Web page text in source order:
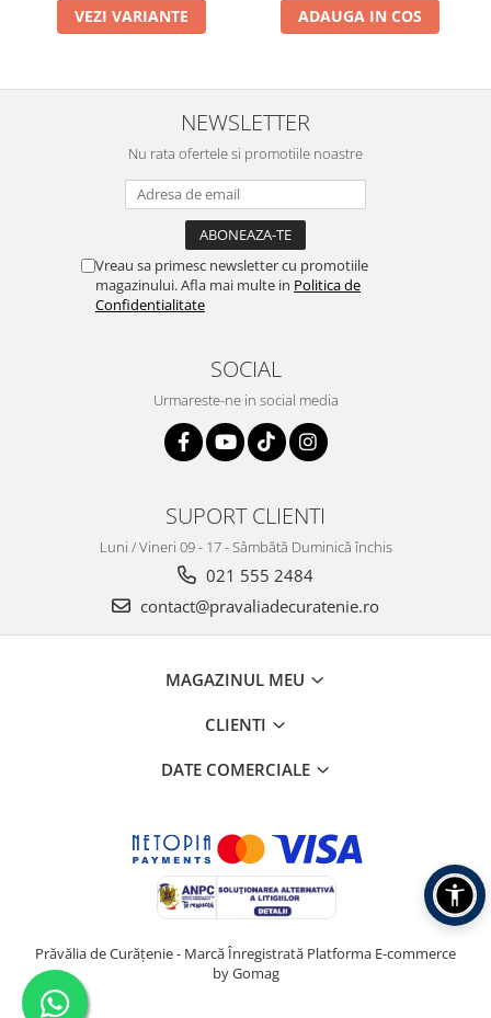
VEZI VARIANTE ADAUGA IN COS
NEWSLETTER
Nu rata ofertele si promotiile noastre
Vreau sa primesc newsletter cu promotiile
magazinului. Afla mai multe in Politica de
Confidentialitate
SOCIAL
Urmareste-ne in social media
SUPORT CLIENTI
Luni / Vineri 09 - 17 - Sâmbătă Duminică închis
021 555 2484
contact@pravaliadecuratenie.ro
MAGAZINUL MEU
CLIENTI
DATE COMERCIALE
Prăvălia de Curățenie - Marcă Înregistrată Platforma E-commerce
by Gomag